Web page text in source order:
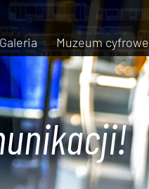
Galeria Muzeum cyfrowe